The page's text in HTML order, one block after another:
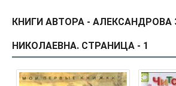
ЗАКЛАДКИ
КНИГИ АВТОРА - АЛЕКСАНДРОВА
НИКОЛАЕВНА. СТРАНИЦА - 1